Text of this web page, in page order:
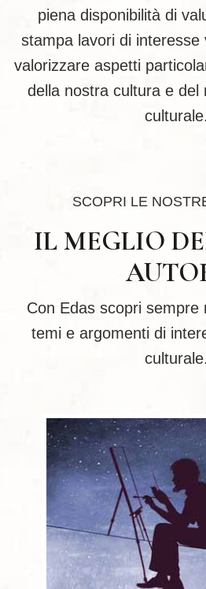
piena disponibilità di
stampa lavori di
valorizzare aspetti
della nostra cultura e del
culturale.
SCOPRI LE
IL MEGLIO
Con Edas scopri sempre
temi e argomenti di
culturale.